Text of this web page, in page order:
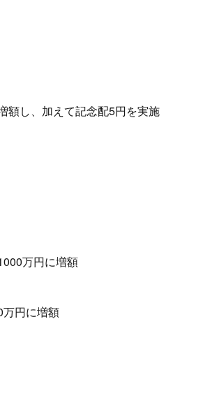
額し、加えて記念配5円を実施
万円に増額
円に増額